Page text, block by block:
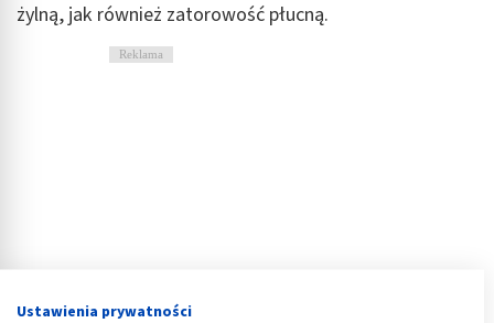
żylną, jak również zatorowość płucną.
Reklama
Ustawienia prywatności